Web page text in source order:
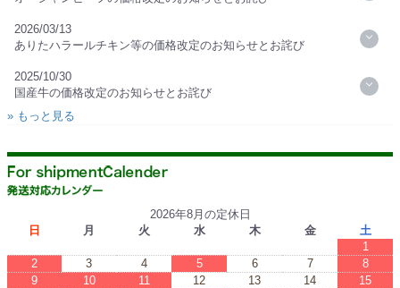
2026/03/13
ありたハラールチキン等の価格改定のお知らせとお詫び
2025/10/30
国産牛の価格改定のお知らせとお詫び
» もっと見る
2026年8月の定休日
日
月 火 水 木 金
土
1
2
3 4 5 6 7
8
9
10 11 12 13 14
15